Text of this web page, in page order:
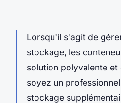
Lorsqu'il s'agit de
stockage, les
solution polyvalente et
soyez un
stockage